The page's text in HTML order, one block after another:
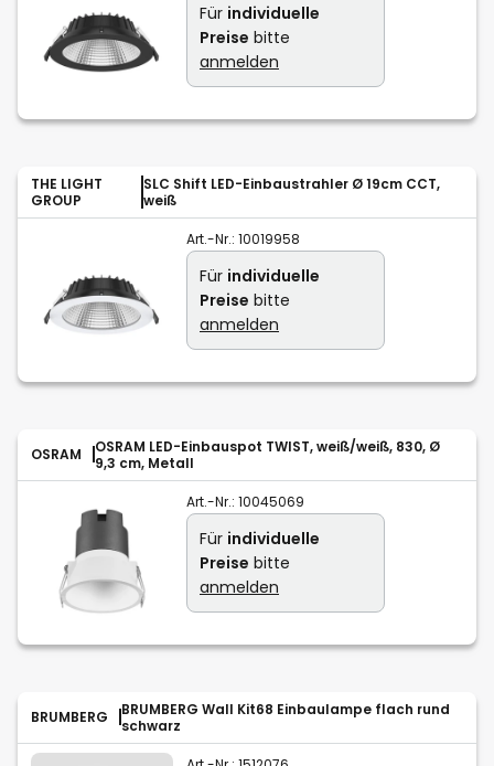
Für individuelle
Preise bitte
anmelden
THE LIGHT
GROUP
SLC Shift LED-Einbaustrahler Ø 19cm CCT,
weiß
Art.-Nr.: 10019958
Für individuelle
Preise bitte
anmelden
OSRAM
OSRAM LED-Einbauspot TWIST, weiß/weiß, 830, Ø
9,3 cm, Metall
Art.-Nr.: 10045069
Für individuelle
Preise bitte
anmelden
BRUMBERG
BRUMBERG Wall Kit68 Einbaulampe flach rund
schwarz